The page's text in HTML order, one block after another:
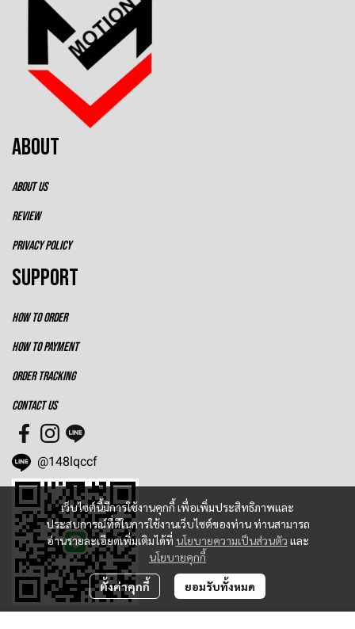
เว็บไซต์นี้มีการใช้งานคุกกี้ เพื่อเพิ่มประสิทธิภาพและ
ประสบการณ์ที่ดีในการใช้งานเว็บไซต์ของท่าน ท่านสามารถ
อ่านรายละเอียดเพิ่มเติมได้ที่ นโยบายความเป็นส่วนตัว และ
นโยบายคุกกี้
ตั้งค่าคุกกี้ ยอมรับทั้งหมด
ABOUT
ABOUT US
REVIEW
PRIVACY POLICY
SUPPORT
HOW TO ORDER
HOW TO PAYMENT
ORDER TRACKING
CONTACT US
@148lqccf